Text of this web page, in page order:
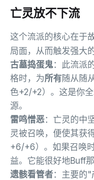
亡灵放不下流
这个流派的核心在于
局面，从而触发强大
古墓捣蛋鬼：此流派
格时，为所有随从随
色+2/+2）。这是你
源。
雷鸣憎恶：亡灵的中
灵被召唤，便使其获
+6/+6）。如果召唤
益。它能很好地Buff
遗骸看管者：主要的